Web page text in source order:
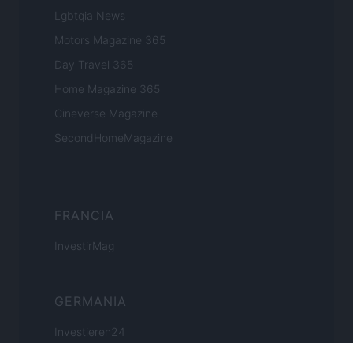
Lgbtqia News
Motors Magazine 365
Day Travel 365
Home Magazine 365
Cineverse Magazine
SecondHomeMagazine
FRANCIA
InvestirMag
GERMANIA
Investieren24